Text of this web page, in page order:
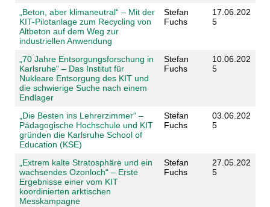
„Beton, aber klimaneutral“ – Mit der
KIT-Pilotanlage zum Recycling von
Altbeton auf dem Weg zur
industriellen Anwendung
Stefan
Fuchs
17.06.202
5
„70 Jahre Entsorgungsforschung in
Karlsruhe“ – Das Institut für
Nukleare Entsorgung des KIT und
die schwierige Suche nach einem
Endlager
Stefan
Fuchs
10.06.202
5
„Die Besten ins Lehrerzimmer“ –
Pädagogische Hochschule und KIT
gründen die Karlsruhe School of
Education (KSE)
Stefan
Fuchs
03.06.202
5
„Extrem kalte Stratosphäre und ein
wachsendes Ozonloch“ – Erste
Ergebnisse einer vom KIT
koordinierten arktischen
Messkampagne
Stefan
Fuchs
27.05.202
5